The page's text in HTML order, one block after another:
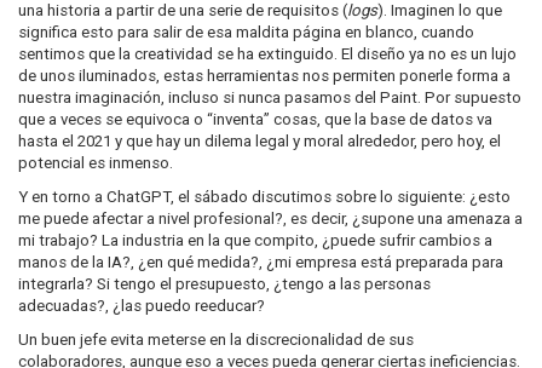
una historia a partir de una serie de requisitos (logs). Imaginen lo que
significa esto para salir de esa maldita página en blanco, cuando
sentimos que la creatividad se ha extinguido. El diseño ya no es un lujo
de unos iluminados, estas herramientas nos permiten ponerle forma a
nuestra imaginación, incluso si nunca pasamos del Paint. Por supuesto
que a veces se equivoca o “inventa” cosas, que la base de datos va
hasta el 2021 y que hay un dilema legal y moral alrededor, pero hoy, el
potencial es inmenso.
Y en torno a ChatGPT, el sábado discutimos sobre lo siguiente: ¿esto
me puede afectar a nivel profesional?, es decir, ¿supone una amenaza a
mi trabajo? La industria en la que compito, ¿puede sufrir cambios a
manos de la IA?, ¿en qué medida?, ¿mi empresa está preparada para
integrarla? Si tengo el presupuesto, ¿tengo a las personas
adecuadas?, ¿las puedo reeducar?
Un buen jefe evita meterse en la discrecionalidad de sus
colaboradores, aunque eso a veces pueda generar ciertas ineficiencias.